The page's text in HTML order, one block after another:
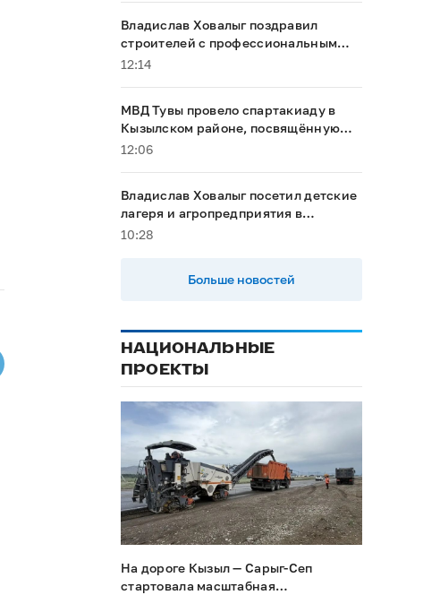
Владислав Ховалыг поздравил
строителей с профессиональным
праздником
12:14
МВД Тувы провело спартакиаду в
Кызылском районе, посвящённую
Году народного единства
12:06
Владислав Ховалыг посетил детские
лагеря и агропредприятия в
Тандинском районе
10:28
Больше новостей
НАЦИОНАЛЬНЫЕ
ПРОЕКТЫ
На дороге Кызыл — Сарыг-Сеп
стартовала масштабная